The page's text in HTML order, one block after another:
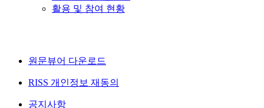
활용 및 참여 현황
원문뷰어 다운로드
RISS 개인정보 재동의
공지사항